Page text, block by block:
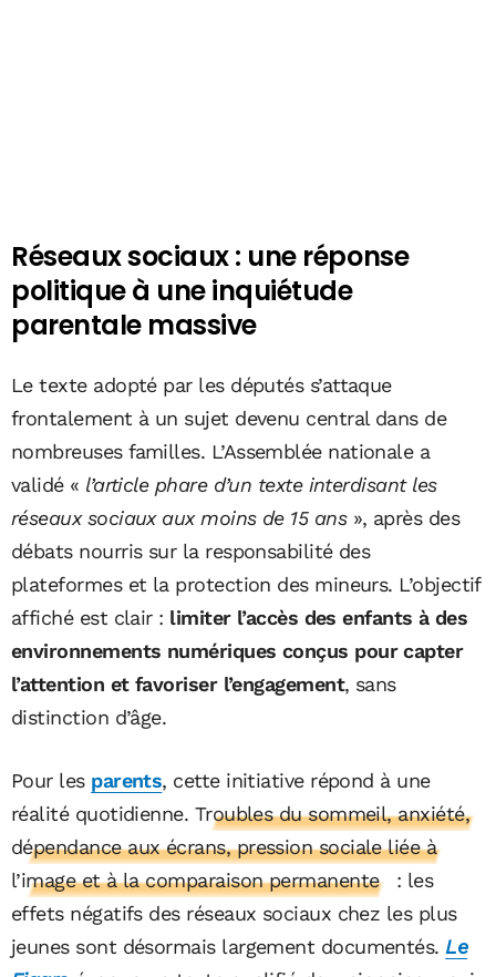
Réseaux sociaux : une réponse
politique à une inquiétude
parentale massive
Le texte adopté par les députés s’attaque
frontalement à un sujet devenu central dans de
nombreuses familles. L’Assemblée nationale a
validé « l’article phare d’un texte interdisant les
réseaux sociaux aux moins de 15 ans», après des
débats nourris sur la responsabilité des
plateformes et la protection des mineurs. L’objectif
affiché est clair : limiter l’accès des enfants à des
environnements numériques conçus pour capter
l’attention et favoriser l’engagement, sans
distinction d’âge.
Pour les parents, cette initiative répond à une
réalité quotidienne. Troubles du sommeil, anxiété,
dépendance aux écrans, pression sociale liée à
l’image et à la comparaison permanente
: les
effets négatifs des réseaux sociaux chez les plus
jeunes sont désormais largement documentés. Le